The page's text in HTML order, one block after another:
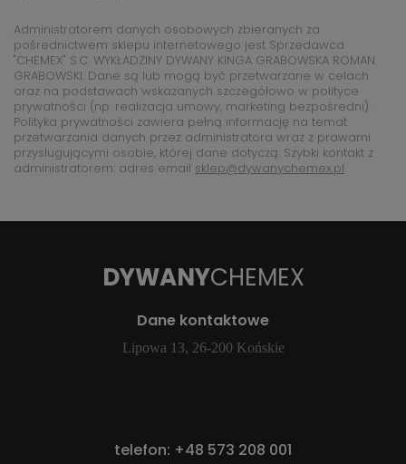
Administratorem danych osobowych zbieranych za
pośrednictwem sklepu internetowego jest Sprzedawca
"CHEMEX" S.C. WYKŁADZINY DYWANY KINGA GRABOWSKA ROMAN
GRABOWSKI. Dane są lub mogą być przetwarzane w celach
oraz na podstawach wskazanych szczegółowo w polityce
prywatności (np. realizacja umowy, marketing bezpośredni).
Polityka prywatności zawiera pełną informację na temat
przetwarzania danych przez administratora wraz z prawami
przysługującymi osobie, której dane dotyczą. Szybki kontakt z
administratorem: adres email sklep@dywanychemex.pl
DYWANYCHEMEX
Dane kontaktowe
Lipowa 13, 26-200 Końskie
telefon: +48 573 208 001